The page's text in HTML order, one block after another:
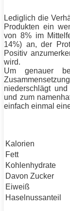
Lediglich die
Produkten ein
von 8% im
14%) an, der
Positiv
wird.
Um genauer
niederschlägt
und zum
einfach einmal
Kalorien
Fett
Kohlenhydrate
Davon Zucker
Eiweiß
Haselnussanteil